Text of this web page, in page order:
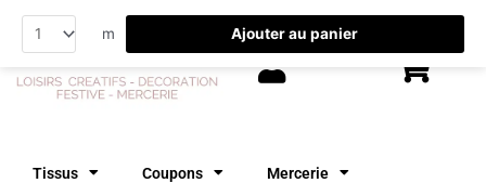
contenu
Tissus Coupons Mercerie
m Ajouter au panier